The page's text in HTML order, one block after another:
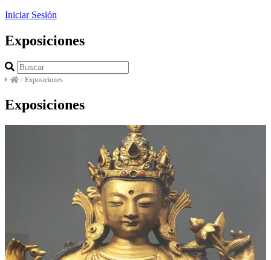
Iniciar Sesión
Exposiciones
/ Exposiciones
Exposiciones